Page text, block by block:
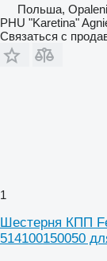
Польша,
PHU "Karetina"
Связаться с
1
Шестерня КПП
514100150050